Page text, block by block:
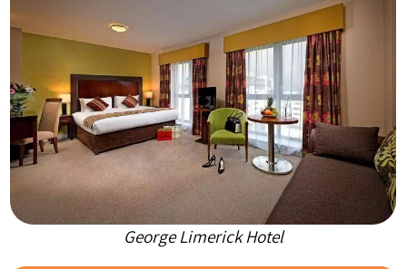
George Limerick Hotel